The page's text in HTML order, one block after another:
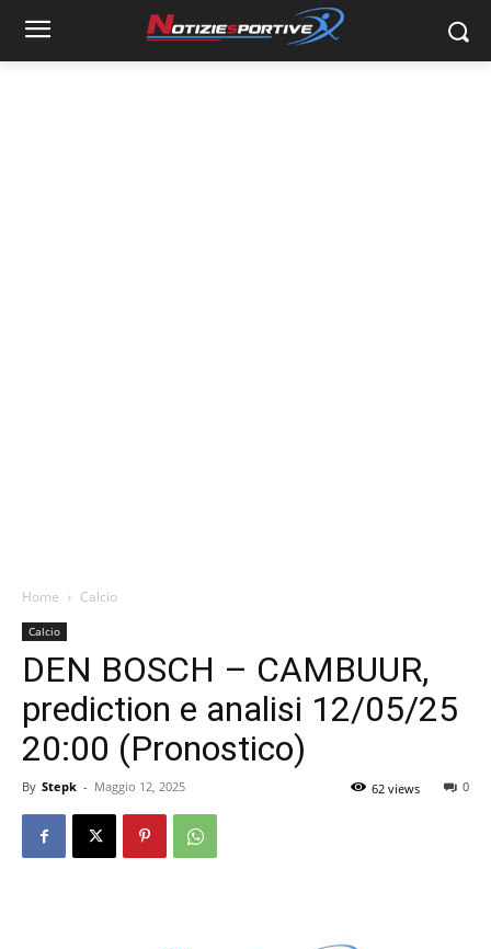
Home Calcio
Calcio
DEN BOSCH – CAMBUUR,
prediction e analisi 12/05/25
20:00 (Pronostico)
By Stepk - Maggio 12, 2025 0
62 views